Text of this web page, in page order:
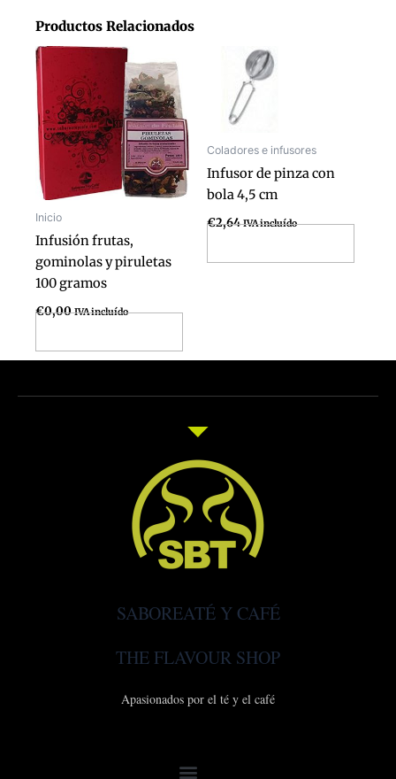
Productos Relacionados
Inicio
Infusión frutas,
gominolas y piruletas
100 gramos
€0,00 IVA incluído
Coladores e infusores
Infusor de pinza con
bola 4,5 cm
€2,64 IVA incluído
SABOREATÉ Y CAFÉ
THE FLAVOUR SHOP
Apasionados por el té y el café